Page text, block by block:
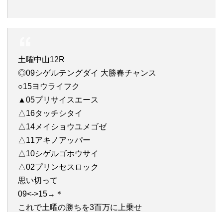
土曜中山12R
◎09シゲルテングダイ 大勝春チャンス
○15ヨウライフク
▲05プリサイスエース
△16タッチシタイ
△14メイショウユメゴゼ
△11アキノアッパー
△10シゲルゴホウサイ
△02プリンセスロック
思い切って
09<->15→＊
これで土曜の勝ちを3百万に上乗せ